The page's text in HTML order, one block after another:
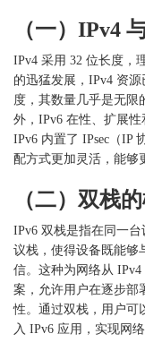
（一） IPv4
IPv4 采用 32 位长度，
的迅猛发展，IPv4 资
度，其数量几乎是无限
外，IPv6 在性、扩展
IPv6 内置了 IPsec（IP
配方式更加灵活，能够
（二）双栈
IPv6 双栈是指在同一
议栈，使得设备既能够
信。这种为网络从
案，允许用户在逐步部
性。通过双栈，用户可
入 IPv6 应用，实现网络